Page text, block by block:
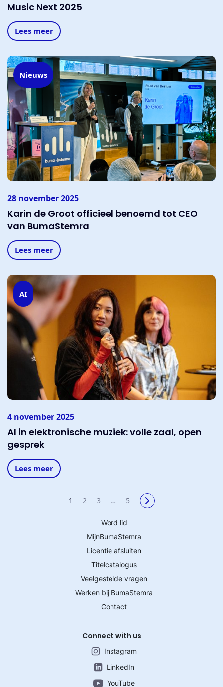
Music Next 2025
Lees meer
Nieuws
28 november 2025
Karin de Groot officieel benoemd tot CEO
van BumaStemra
Lees meer
AI
4 november 2025
AI in elektronische muziek: volle zaal, open
gesprek
Lees meer
1 2 3 … 5
Word lid
MijnBumaStemra
Licentie afsluiten
Titelcatalogus
Veelgestelde vragen
Werken bij BumaStemra
Contact
Connect with us
Instagram
LinkedIn
YouTube